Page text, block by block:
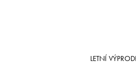
LETNÍ